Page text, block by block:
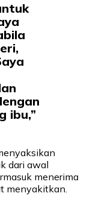
ibu,”
dari awal
menerima
menyakitkan.